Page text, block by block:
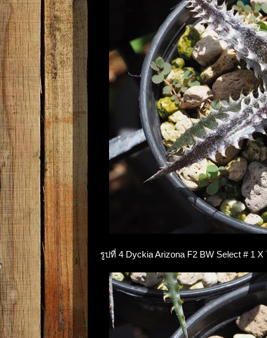
รูปที่ 4 Dyckia Arizona F2 BW Select # 1